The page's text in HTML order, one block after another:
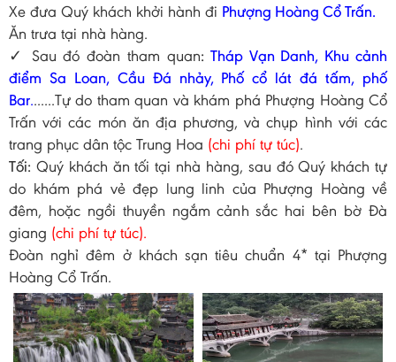
Xe đưa Quý khách khởi hành đi Phượng Hoàng Cổ Trấn.
Ăn trưa tại nhà hàng.
✓ Sau đó đoàn tham quan: Tháp Vạn Danh, Khu cảnh
điểm Sa Loan, Cầu Đá nhảy, Phố cổ lát đá tấm, phố
Bar.......Tự do tham quan và khám phá Phượng Hoàng Cổ
Trấn với các món ăn địa phương, và chụp hình với các
trang phục dân tộc Trung Hoa (chi phí tự túc).
Tối: Quý khách ăn tối tại nhà hàng, sau đó Quý khách tự
do khám phá vẻ đẹp lung linh của Phượng Hoàng về
đêm, hoặc ngồi thuyền ngắm cảnh sắc hai bên bờ Đà
giang (chi phí tự túc).
Đoàn nghỉ đêm ở khách sạn tiêu chuẩn 4* tại Phượng
Hoàng Cổ Trấn.